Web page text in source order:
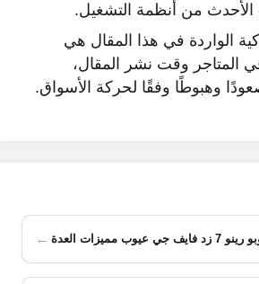
الأحدث من أنظمة التشغيل.
الواردة في هذا المقال هي
المتاجر وقت نشر المقال،
وهبوطًا وفقًا لحركة الأسواق.
مميزات العدة ←